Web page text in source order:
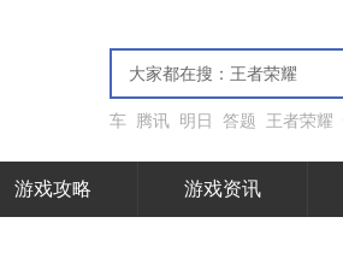
车 腾讯 明日 答题 王者荣耀
游戏攻略 游戏资讯